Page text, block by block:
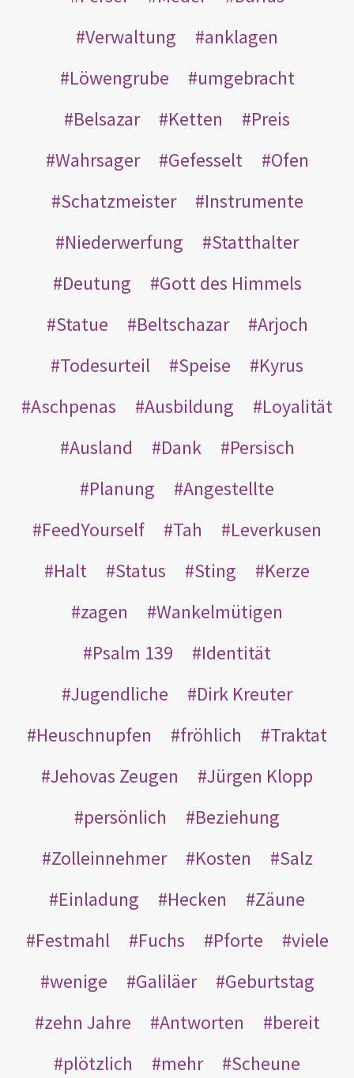
Verwaltung
anklagen
Löwengrube
umgebracht
Belsazar
Ketten
Preis
Wahrsager
Gefesselt
Ofen
Schatzmeister
Instrumente
Niederwerfung
Statthalter
Deutung
Gott des Himmels
Statue
Beltschazar
Arjoch
Todesurteil
Speise
Kyrus
Aschpenas
Ausbildung
Loyalität
Ausland
Dank
Persisch
Planung
Angestellte
FeedYourself
Tah
Leverkusen
Halt
Status Sting
Kerze
zagen
Wankelmütigen
Psalm 139
Identität
Jugendliche
Dirk Kreuter
Heuschnupfen
fröhlich
Traktat
Jehovas Zeugen
Jürgen Klopp
persönlich
Beziehung
Zolleinnehmer
Kosten
Salz
Einladung
Hecken
Zäune
Festmahl
Fuchs Pforte
viele
wenige
Galiläer
Geburtstag
zehn Jahre
Antworten
bereit
plötzlich
mehr Scheune